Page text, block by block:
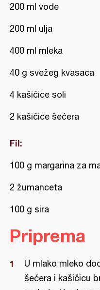
200 ml vode
200 ml ulja
400 ml mleka
40 g svežeg kvasaca
4 kašičice soli
2 kašičice šećera
Fil:
100 g margarina za
2 žumanceta
100 g sira
Priprema
U mlako mleko
šećera i kašičicu